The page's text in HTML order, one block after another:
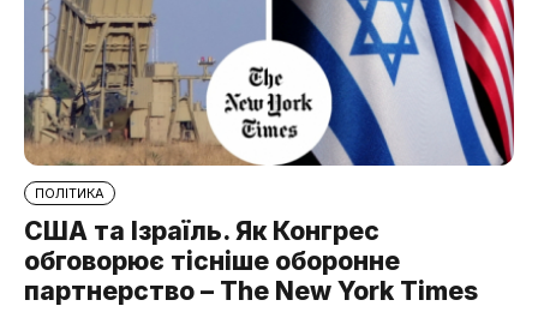
ПОЛІТИКА
США та Ізраїль. Як Конгрес
обговорює тісніше оборонне
партнерство – The New York Times